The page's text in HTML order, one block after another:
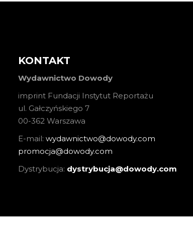
KONTAKT
Wydawnictwo Dowody
imprint Fundacji Instytut Reportażu
ul. Gałczyńskiego 7
00-362 Warszawa
E-mail: wydawnictwo@dowody.com
promocja@dowody.com
Dystrybucja: dystrybucja@dowody.com